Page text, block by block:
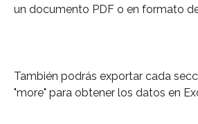
un documento PDF o en formato
También podrás exportar cada
"more" para obtener los datos en